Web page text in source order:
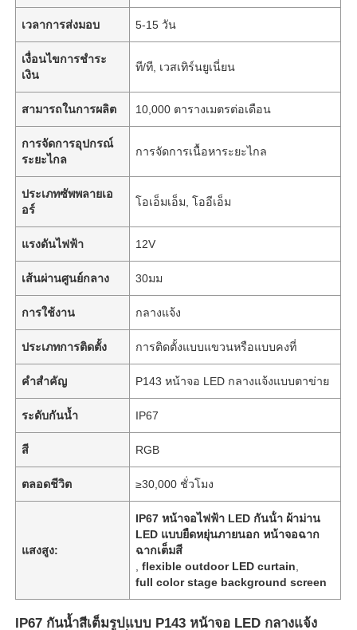
เวลาการส่งมอบ 5-15 วัน
เงื่อนไขการชำระ
เงิน
ที/ที, เวสเทิร์นยูเนี่ยน
สามารถในการผลิต 10,000 ตารางเมตรต่อเดือน
การจัดการอุปกรณ์
ระยะไกล
การจัดการเนื้อหาระยะไกล
ประเภทซัพพลายเอ
อร์
โอเอ็มเอ็ม, โออีเอ็ม
แรงดันไฟฟ้า 12V
เส้นผ่านศูนย์กลาง 30มม
การใช้งาน กลางแจ้ง
ประเภทการติดตั้ง การติดตั้งแบบแขวนหรือแบบคงที่
คำสำคัญ P143 หน้าจอ LED กลางแจ้งแบบตาข่าย
ระดับกันน้ำ IP67
สี RGB
ตลอดชีวิต ≥30,000 ชั่วโมง
แสงสูง:
IP67 หน้าจอไฟฟ้า LED กันน้ํา ผ้าม่าน
LED แบบยืดหยุ่นภายนอก หน้าจอฉาก
ฉากเต็มสี
,flexible outdoor LED curtain
full color stage background screen
IP67 กันน้ำสีเต็มรูปแบบ P143 หน้าจอ LED กลางแจ้ง